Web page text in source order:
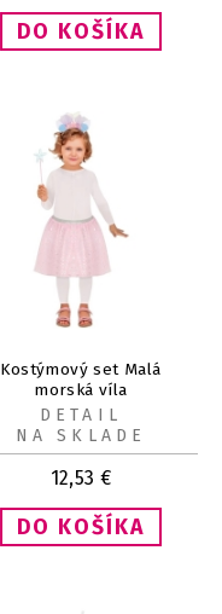
Kostýmový set Malá
morská víla
12,53 €
DETAIL
NA SKLADE